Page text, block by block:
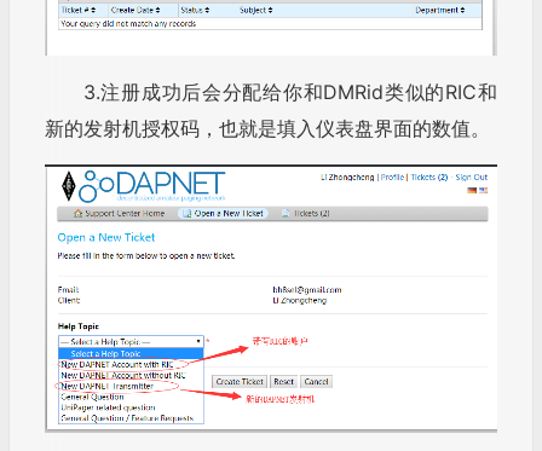
3.注册成功后会分配给你和DMRid类似的RIC和
新的发射机授权码，也就是填入仪表盘界面的数值。